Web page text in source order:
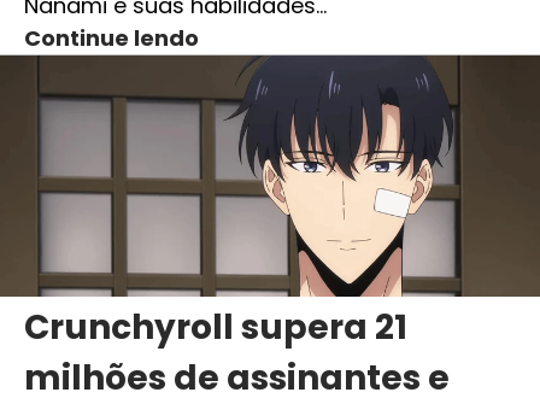
Continue lendo
Crunchyroll supera 21
milhões de assinantes e